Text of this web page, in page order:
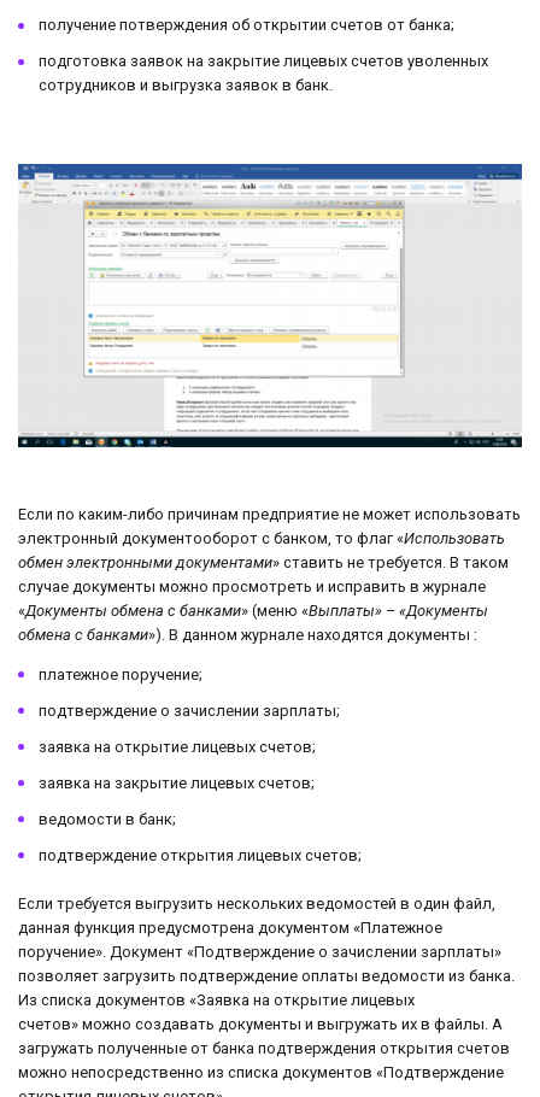
получение потверждения об открытии счетов от банка;
подготовка заявок на закрытие лицевых счетов уволенных
сотрудников и выгрузка заявок в банк.
Если по каким-либо причинам предприятие не может использовать
электронный документооборот с банком, то флаг «Использовать
обмен электронными документами» ставить не требуется. В таком
случае документы можно просмотреть и исправить в журнале
«Документы обмена с банками» (меню «Выплаты» – «Документы
обмена с банками»). В данном журнале находятся документы :
платежное поручение;
подтверждение о зачислении зарплаты;
заявка на открытие лицевых счетов;
заявка на закрытие лицевых счетов;
ведомости в банк;
подтверждение открытия лицевых счетов;
Если требуется выгрузить нескольких ведомостей в один файл,
данная функция предусмотрена документом «Платежное
поручение». Документ «Подтверждение о зачислении зарплаты»
позволяет загрузить подтверждение оплаты ведомости из банка.
Из списка документов «Заявка на открытие лицевых
счетов» можно создавать документы и выгружать их в файлы. А
загружать полученные от банка подтверждения открытия счетов
можно непосредственно из списка документов «Подтверждение